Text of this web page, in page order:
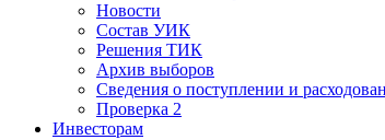
Новости
Состав УИК
Решения ТИК
Архив выборов
Сведения о поступлении и
Проверка 2
Инвесторам